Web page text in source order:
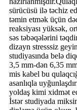
sürücüsü ilə təchiz
təmin etmək üçün
reaksiyası yüksək,
səs təbəqələrini
dizayn stresssiz
studiyasında belə
3,5 mm-dən 6,35
mis kabel bu
asanlıqla
yoldaş kimi xidmət
İstər studiyada